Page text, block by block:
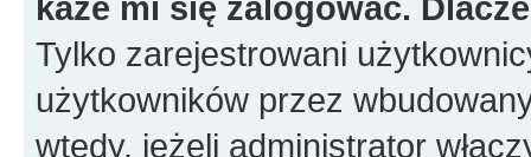
Tylko zarejestrowani
użytkowników przez
wtedy, jeżeli administrator